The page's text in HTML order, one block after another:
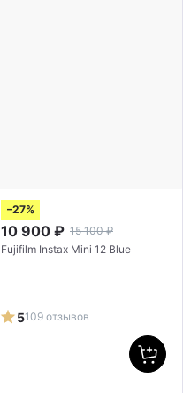
–27%
10 900 ₽ 15 100 ₽
Fujifilm Instax Mini 12 Blue
5109 отзывов